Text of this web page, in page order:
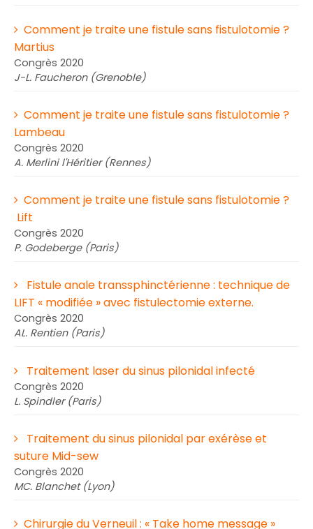
Comment je traite une fistule sans fistulotomie ?
Martius
Congrès 2020
J-L. Faucheron (Grenoble)
Comment je traite une fistule sans fistulotomie ?
Lambeau
Congrès 2020
A. Merlini l'Héritier (Rennes)
Comment je traite une fistule sans fistulotomie ?
Lift
Congrès 2020
P. Godeberge (Paris)
Fistule anale transsphinctérienne : technique de
LIFT « modifiée » avec fistulectomie externe.
Congrès 2020
AL. Rentien (Paris)
Traitement laser du sinus pilonidal infecté
Congrès 2020
L. Spindler (Paris)
Traitement du sinus pilonidal par exérèse et
suture Mid-sew
Congrès 2020
MC. Blanchet (Lyon)
Chirurgie du Verneuil : « Take home message »